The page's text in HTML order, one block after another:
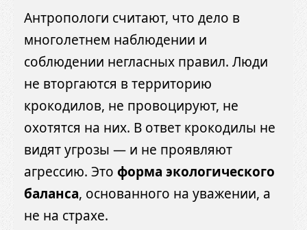
Антропологи считают, что дело в
многолетнем наблюдении и
соблюдении негласных правил. Люди
не вторгаются в территорию
крокодилов, не провоцируют, не
охотятся на них. В ответ крокодилы не
видят угрозы — и не проявляют
агрессию. Это форма экологического
баланса, основанного на уважении, а
не на страхе.